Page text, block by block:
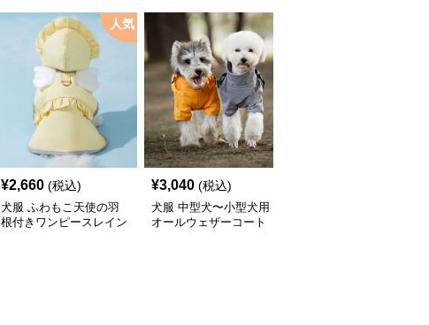
人気
¥2,660 (税込)
犬服 ふわもこ天使の羽
根付きワンピースレイン
¥3,040 (税込)
犬服 中型犬〜小型犬用
オールウェザーコート